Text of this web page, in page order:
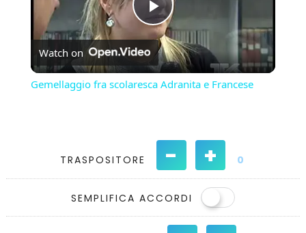
Play
Video
Watch on
Gemellaggio fra scolaresca Adranita e Francese
TRASPOSITORE - + 0
SEMPLIFICA ACCORDI